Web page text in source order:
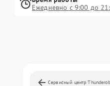
Ежедневно с 9:00 до
Сервисный центр